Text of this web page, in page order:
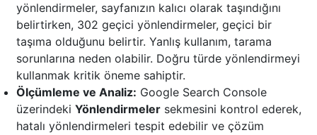
yönlendirmeler, sayfanızın kalıcı olarak taşındığını
belirtirken, 302 geçici yönlendirmeler, geçici bir
taşıma olduğunu belirtir. Yanlış kullanım, tarama
sorunlarına neden olabilir. Doğru türde yönlendirmeyi
kullanmak kritik öneme sahiptir.
Ölçümleme ve Analiz: Google Search Console
üzerindeki Yönlendirmeler sekmesini kontrol ederek,
hatalı yönlendirmeleri tespit edebilir ve çözüm